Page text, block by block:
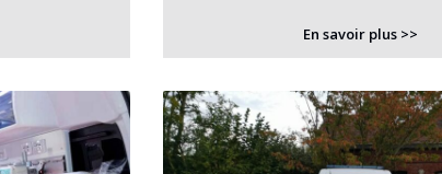
En savoir plus >>